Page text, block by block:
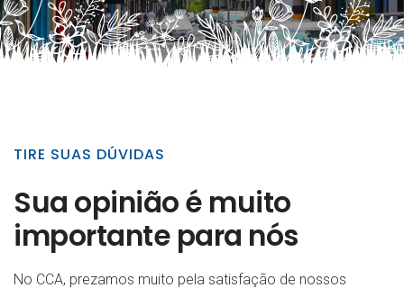
TIRE SUAS DÚVIDAS
Sua opinião é muito
importante para nós
No CCA, prezamos muito pela satisfação de nossos